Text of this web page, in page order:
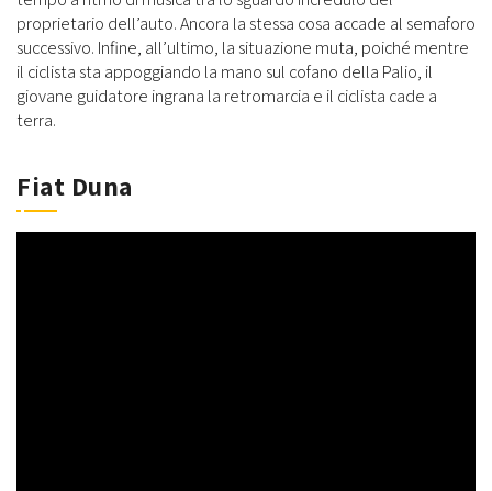
proprietario dell’auto. Ancora la stessa cosa accade al semaforo
successivo. Infine, all’ultimo, la situazione muta, poiché mentre
il ciclista sta appoggiando la mano sul cofano della Palio, il
giovane guidatore ingrana la retromarcia e il ciclista cade a
terra.
Fiat Duna